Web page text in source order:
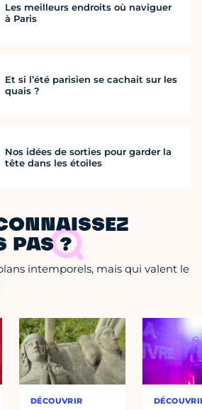
Les meilleurs endroits où naviguer
à Paris
Et si l’été parisien se cachait sur les
quais ?
Nos idées de sorties pour garder la
tête dans les étoiles
PAS ?
intemporels, mais qui valent le
DÉCOUVRIR